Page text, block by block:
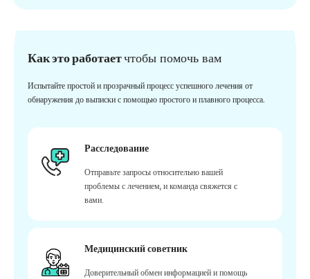
Как это работаетчтобы помочь вам
Испытайте простой и прозрачный процесс успешного лечения от
обнаружения до выписки с помощью простого и плавного процесса.
Расследование
Отправьте запросы относительно вашей
проблемы с лечением, и команда свяжется с
вами.
Медицинский советник
Доверительный обмен информацией и помощь